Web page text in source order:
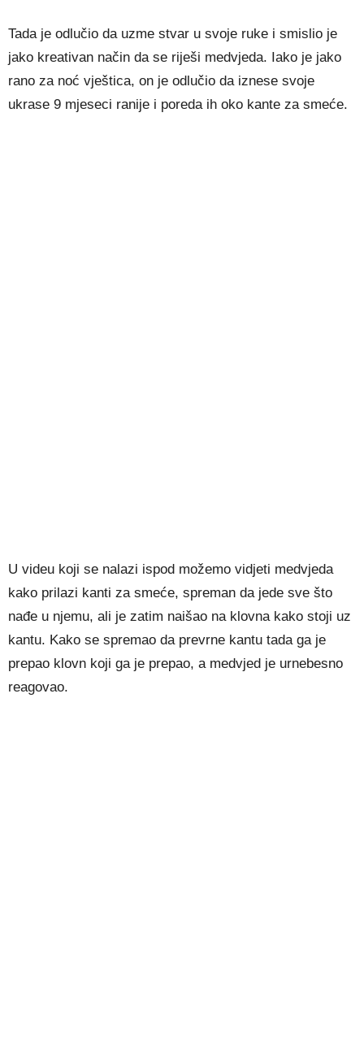
Tada je odlučio da uzme stvar u svoje ruke i smislio je
jako kreativan način da se riješi medvjeda. Iako je jako
rano za noć vještica, on je odlučio da iznese svoje
ukrase 9 mjeseci ranije i poreda ih oko kante za smeće.
U videu koji se nalazi ispod možemo vidjeti medvjeda
kako prilazi kanti za smeće, spreman da jede sve što
nađe u njemu, ali je zatim naišao na klovna kako stoji uz
kantu. Kako se spremao da prevrne kantu tada ga je
prepao klovn koji ga je prepao, a medvjed je urnebesno
reagovao.